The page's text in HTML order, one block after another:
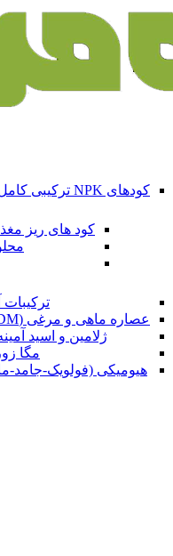
کودهای NPK ترکیبی کامل
کود های ریز
ترکیبات
عصاره ماهی و مرغی (RDM)
ژلامین و اسید
مگا
هیومیکی (فولویک-جامد-